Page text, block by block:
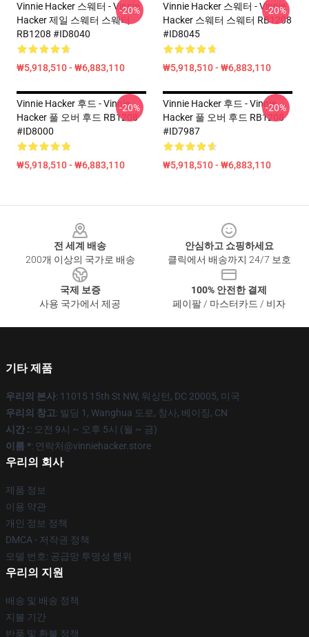
Vinnie Hacker 스웨터 - Vinnie
Hacker 제일 스웨터 스웨터
RB1208 #ID8040
₩5,918,510 - ₩6,883,110
-20%
Vinnie Hacker 스웨터 - Vinnie
Hacker 스웨터 스웨터 RB1208
#ID8045
₩5,918,510 - ₩6,883,110
-20%
Vinnie Hacker 후드 - Vinnie
Hacker 풀 오버 후드 RB1208
#ID8000
₩5,918,510 - ₩6,883,110
-20%
Vinnie Hacker 후드 - Vinnie
Hacker 풀 오버 후드 RB1208
#ID7987
₩5,918,510 - ₩6,883,110
-20%
전 세계 배송
200개 이상의 국가로 배송
안심하고 쇼핑하세요
클릭에서 배송까지 24/7 보호
국제 보증
사용 국가에서 제공
100% 안전한 결제
페이팔 / 마스터카드 / 비자
기타 제품
우리의 본사: 11015 15th St NW, 워싱턴, DC 20005, 미국
우리의 창고: 빌딩 1, Wanghua 도로, 창사, 베이징, CN
시간 :: 오전 9시 ~ 오후 5시 (월 ~ 금)
이름 *: 연락처@vinniehacker.store
우리의 회사
제품 정보
이용 약관
개인 정보 정책
DMCA - 저작권 정책
모델 번호: 공급망 투명성 행위
우리의 지원
배송 및 배송 정책
지불 기간
반품 및 환불 정책